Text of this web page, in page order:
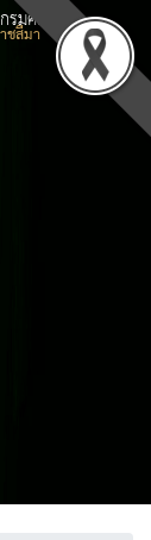
ชสีมา
รมศิลปากร